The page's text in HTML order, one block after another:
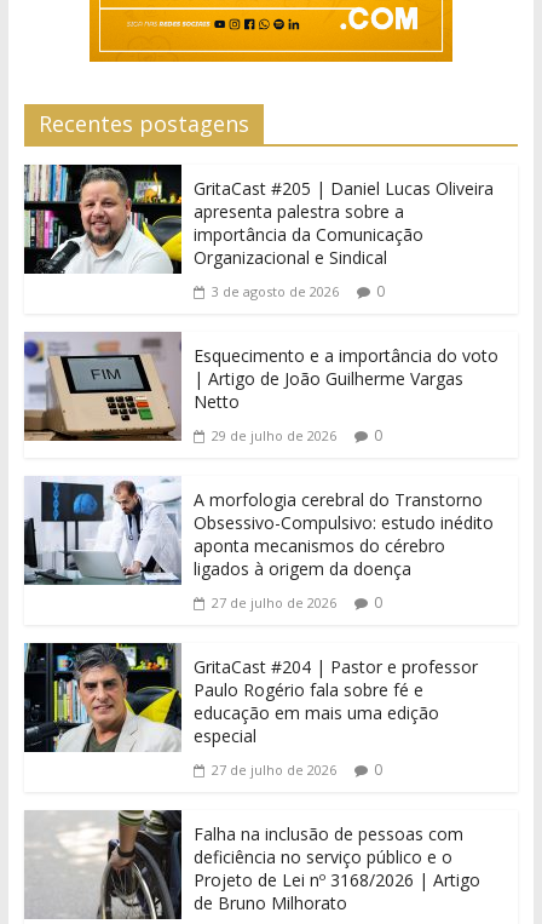
Recentes postagens
GritaCast #205 | Daniel Lucas Oliveira
apresenta palestra sobre a
importância da Comunicação
Organizacional e Sindical
3 de agosto de 2026 0
Esquecimento e a importância do voto
| Artigo de João Guilherme Vargas
Netto
29 de julho de 2026 0
A morfologia cerebral do Transtorno
Obsessivo-Compulsivo: estudo inédito
aponta mecanismos do cérebro
ligados à origem da doença
27 de julho de 2026 0
GritaCast #204 | Pastor e professor
Paulo Rogério fala sobre fé e
educação em mais uma edição
especial
27 de julho de 2026 0
Falha na inclusão de pessoas com
deficiência no serviço público e o
Projeto de Lei nº 3168/2026 | Artigo
de Bruno Milhorato